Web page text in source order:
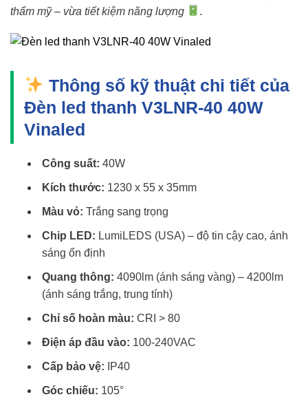
thẩm mỹ – vừa tiết kiệm năng lượng
.
Thông số kỹ thuật chi tiết của
Đèn led thanh V3LNR-40 40W
Vinaled
Công suất: 40W
Kích thước: 1230 x 55 x 35mm
Màu vỏ: Trắng sang trọng
Chip LED: LumiLEDS (USA) – độ tin cậy cao, ánh
sáng ổn định
Quang thông: 4090lm (ánh sáng vàng) – 4200lm
(ánh sáng trắng, trung tính)
Chỉ số hoàn màu: CRI > 80
Điện áp đầu vào: 100-240VAC
Cấp bảo vệ: IP40
Góc chiếu: 105°